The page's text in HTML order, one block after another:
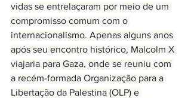
vidas se entrelaçaram por meio de um
compromisso comum com o
internacionalismo. Apenas alguns anos
após seu encontro histórico, Malcolm X
viajaria para Gaza, onde se reuniu com
a recém-formada Organização para a
Libertação da Palestina (OLP) e